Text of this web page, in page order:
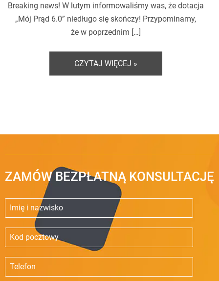
Breaking news! W lutym informowaliśmy was, że dotacja
„Mój Prąd 6.0” niedługo się skończy! Przypominamy,
że w poprzednim […]
CZYTAJ WIĘCEJ »
ZAMÓW BEZPŁATNĄ KONSULTACJĘ